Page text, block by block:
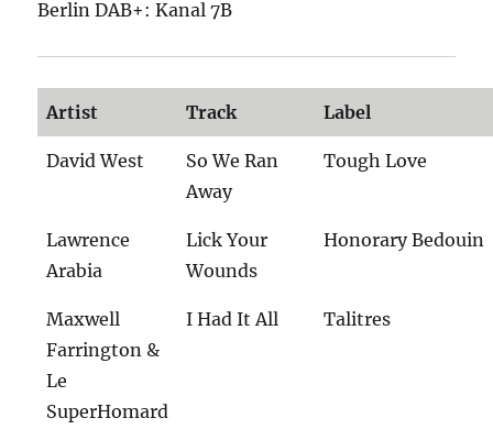
Berlin DAB+: Kanal 7B
Artist Track Label
David West
So We Ran
Away
Tough Love
Lawrence
Arabia
Lick Your
Wounds
Honorary Bedouin
Maxwell
Farrington &
Le
SuperHomard
I Had It All Talitres